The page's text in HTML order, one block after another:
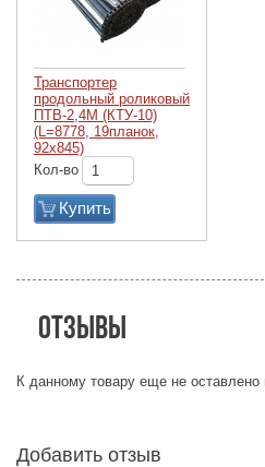
Транспортер
продольный роликовый
ПТВ-2,4М (КТУ-10)
(L=8778, 19планок,
92х845)
Кол-во
Купить
Отзывы
К данному товару еще не оставлено
Добавить отзыв